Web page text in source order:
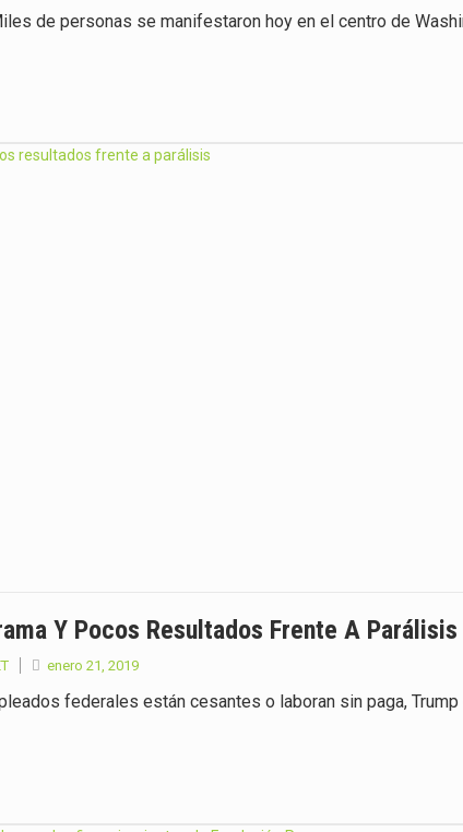
de personas se manifestaron hoy en el centro de
Y Pocos Resultados Frente A Parálisis
enero 21, 2019
federales están cesantes o laboran sin paga,